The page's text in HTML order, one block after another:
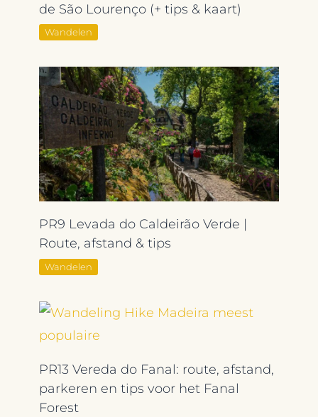
de São Lourenço (+ tips & kaart)
Wandelen
PR9 Levada do Caldeirão Verde |
Route, afstand & tips
Wandelen
PR13 Vereda do Fanal: route, afstand,
parkeren en tips voor het Fanal
Forest